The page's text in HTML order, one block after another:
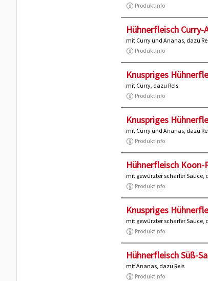
Produktinfo
Hühnerfleisch Curry-
mit Curry und Ananas, dazu
Produktinfo
Knuspriges
mit Curry, dazu Reis
Produktinfo
Knuspriges
mit Curry und Ananas, dazu
Produktinfo
Hühnerfleisch Koon-
mit gewürzter scharfer Sauce,
Produktinfo
Knuspriges
mit gewürzter scharfer Sauce,
Produktinfo
Hühnerfleisch Süß-
mit Ananas, dazu Reis
Produktinfo